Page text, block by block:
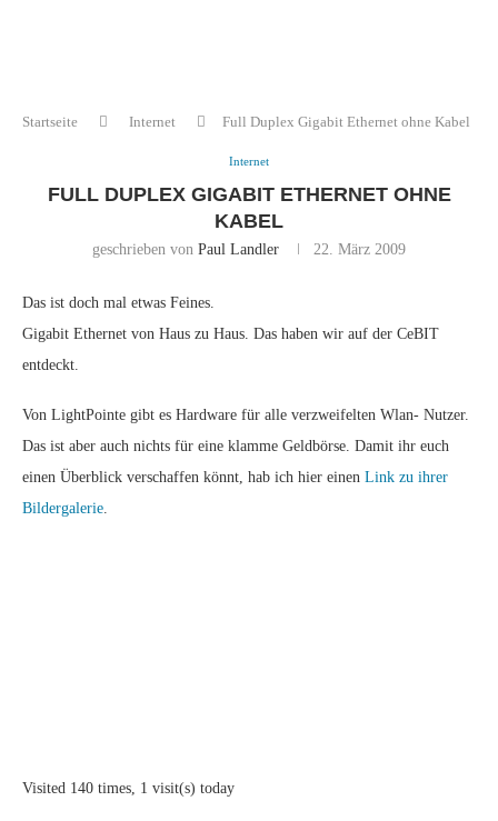
Startseite Internet Full Duplex Gigabit Ethernet ohne Kabel
Internet
FULL DUPLEX GIGABIT ETHERNET OHNE
KABEL
geschrieben von Paul Landler 22. März 2009
Das ist doch mal etwas Feines.
Gigabit Ethernet von Haus zu Haus. Das haben wir auf der CeBIT
entdeckt.
Von LightPointe gibt es Hardware für alle verzweifelten Wlan- Nutzer.
Das ist aber auch nichts für eine klamme Geldbörse. Damit ihr euch
einen Überblick verschaffen könnt, hab ich hier einen Link zu ihrer
Bildergalerie.
Visited 140 times, 1 visit(s) today